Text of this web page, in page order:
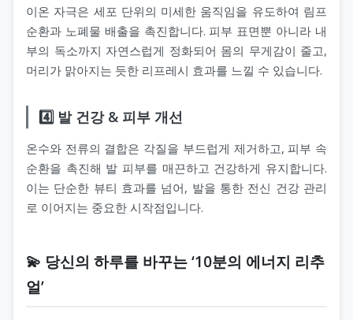
이온 자극은 세포 단위의 미세한 움직임을 유도하여 림프
순환과 노폐물 배출을 촉진합니다. 피부 표면뿐 아니라 내
부의 독소까지 자연스럽게 정화되어 몸의 무게감이 줄고,
머리가 맑아지는 듯한 리프레시 효과를 느낄 수 있습니다.
4️⃣ 발 건강 & 피부 개선
온수와 전류의 결합은 각질을 부드럽게 제거하고, 피부 속
순환을 촉진해 발 피부를 매끈하고 건강하게 유지합니다.
이는 단순한 뷰티 효과를 넘어, 발을 통한 전신 건강 관리
로 이어지는 중요한 시작점입니다.
💫 당신의 하루를 바꾸는 ‘10분의 에너지 리추
얼’